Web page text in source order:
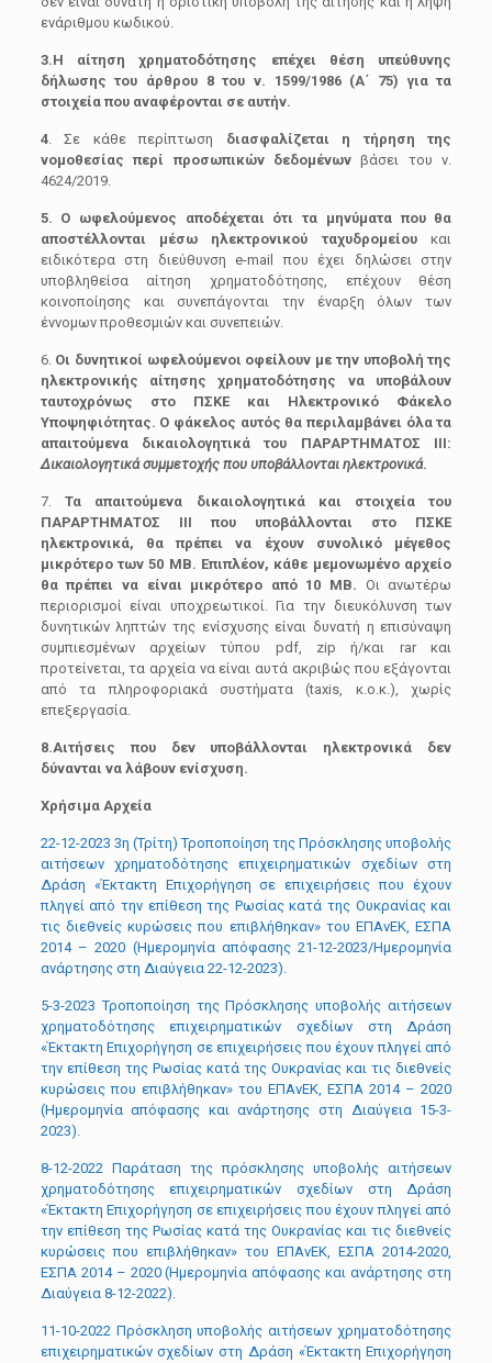
ενάριθμου κωδικού.
3.Η αίτηση χρηματοδότησης επέχει θέση υπεύθυνης
δήλωσης του άρθρου 8 του ν. 1599/1986 (Α΄ 75) για τα
στοιχεία που αναφέρονται σε αυτήν.
4. Σε κάθε περίπτωση διασφαλίζεται η τήρηση της
νομοθεσίας περί προσωπικών δεδομένων βάσει του ν.
4624/2019.
5. Ο ωφελούμενος αποδέχεται ότι τα μηνύματα που θα
αποστέλλονται μέσω ηλεκτρονικού ταχυδρομείουκαι
ειδικότερα στη διεύθυνση e-mail που έχει δηλώσει στην
υποβληθείσα αίτηση χρηματοδότησης, επέχουν θέση
κοινοποίησης και συνεπάγονται την έναρξη όλων των
έννομων προθεσμιών και συνεπειών.
6. Οι δυνητικοί ωφελούμενοι οφείλουν με την υποβολή της
ηλεκτρονικής αίτησης χρηματοδότησης να υποβάλουν
ταυτοχρόνως στο ΠΣΚΕ και Ηλεκτρονικό Φάκελο
Υποψηφιότητας. Ο φάκελος αυτός θα περιλαμβάνει όλα τα
απαιτούμενα δικαιολογητικά του ΠΑΡΑΡΤΗΜΑΤΟΣ III:
Δικαιολογητικά συμμετοχής που υποβάλλονται ηλεκτρονικά.
7.Τα απαιτούμενα δικαιολογητικά και στοιχεία του
ΠΑΡΑΡΤΗΜΑΤΟΣ III που υποβάλλονται στο ΠΣΚΕ
ηλεκτρονικά, θα πρέπει να έχουν συνολικό μέγεθος
μικρότερο των 50 MB. Επιπλέον, κάθε μεμονωμένο αρχείο
θα πρέπει να είναι μικρότερο από 10 ΜΒ. Οι ανωτέρω
περιορισμοί είναι υποχρεωτικοί. Για την διευκόλυνση των
δυνητικών ληπτών της ενίσχυσης είναι δυνατή η επισύναψη
συμπιεσμένων αρχείων τύπου pdf, zip ή/και rar και
προτείνεται, τα αρχεία να είναι αυτά ακριβώς που εξάγονται
από τα πληροφοριακά συστήματα (taxis, κ.ο.κ.), χωρίς
επεξεργασία.
8.Αιτήσεις που δεν υποβάλλονται ηλεκτρονικά δεν
δύνανται να λάβουν ενίσχυση.
Xρήσιμα Αρχεία
22-12-2023 3η (Τρίτη) Τροποποίηση της Πρόσκλησης υποβολής
αιτήσεων χρηματοδότησης επιχειρηματικών σχεδίων στη
Δράση «Έκτακτη Επιχορήγηση σε επιχειρήσεις που έχουν
πληγεί από την επίθεση της Ρωσίας κατά της Ουκρανίας και
τις διεθνείς κυρώσεις που επιβλήθηκαν» του ΕΠΑνΕΚ, ΕΣΠΑ
2014 – 2020 (Ημερομηνία απόφασης 21-12-2023/Ημερομηνία
ανάρτησης στη Διαύγεια 22-12-2023).
5-3-2023 Τροποποίηση της Πρόσκλησης υποβολής αιτήσεων
χρηματοδότησης επιχειρηματικών σχεδίων στη Δράση
«Έκτακτη Επιχορήγηση σε επιχειρήσεις που έχουν πληγεί από
την επίθεση της Ρωσίας κατά της Ουκρανίας και τις διεθνείς
κυρώσεις που επιβλήθηκαν» του ΕΠΑνΕΚ, ΕΣΠΑ 2014 – 2020
(Ημερομηνία απόφασης και ανάρτησης στη Διαύγεια 15-3-
2023).
8-12-2022 Παράταση της πρόσκλησης υποβολής αιτήσεων
χρηματοδότησης επιχειρηματικών σχεδίων στη Δράση
«Έκτακτη Επιχορήγηση σε επιχειρήσεις που έχουν πληγεί από
την επίθεση της Ρωσίας κατά της Ουκρανίας και τις διεθνείς
κυρώσεις που επιβλήθηκαν» του ΕΠΑνΕΚ, ΕΣΠΑ 2014-2020,
ΕΣΠΑ 2014 – 2020 (Ημερομηνία απόφασης και ανάρτησης στη
Διαύγεια 8-12-2022).
11-10-2022 Πρόσκληση υποβολής αιτήσεων χρηματοδότησης
επιχειρηματικών σχεδίων στη Δράση «Έκτακτη Επιχορήγηση